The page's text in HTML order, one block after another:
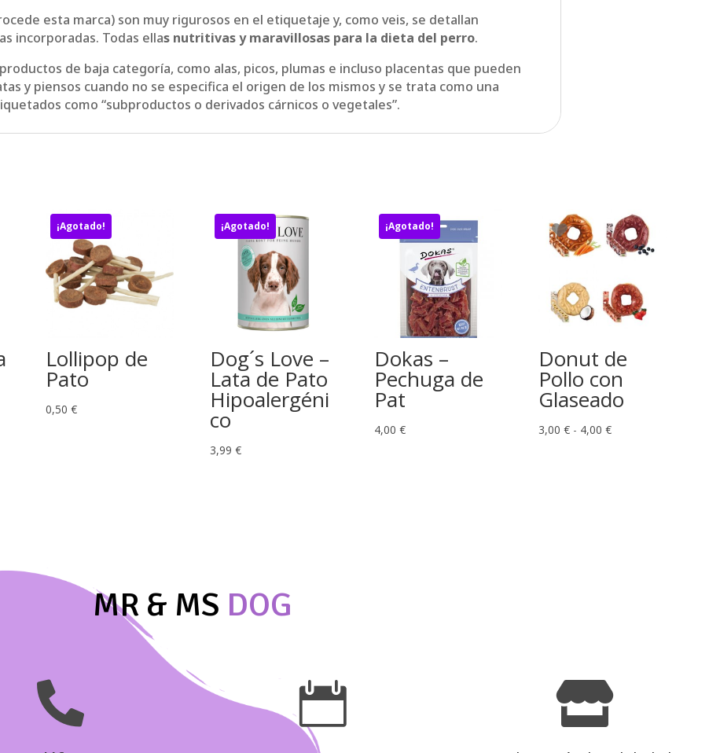
esta marca) son muy rigurosos en el etiquetaje y, como veis, se detallan
incorporadas. Todas ellas nutritivas y maravillosas para la dieta del perro.
de baja categoría, como alas, picos, plumas e incluso placentas que pueden
y piensos cuando no se especifica el origen de los mismos y se trata como una
como “subproductos o derivados cárnicos o vegetales”.
¡Agotado!
Lollipop de
Pato
0,50 €
¡Agotado!
Dog´s Love –
Lata de Pato
Hipoalergéni
co
3,99 €
¡Agotado!
Dokas –
Pechuga de
Pat
4,00€
Donut de
Pollo con
Glaseado
3,00€ - 4,00€Rango
MR & MS DOG
  